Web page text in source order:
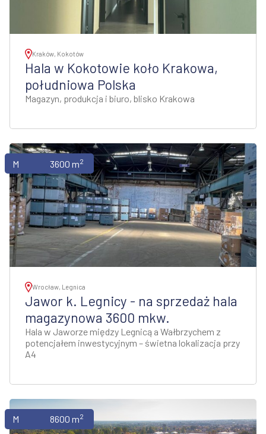
Kraków, Kokotów
Hala w Kokotowie koło Krakowa,
południowa Polska
Magazyn, produkcja i biuro, blisko Krakowa
Magazyny3600 m2
Wrocław, Legnica
Jawor k. Legnicy - na sprzedaż hala
magazynowa 3600 mkw.
Hala w Jaworze między Legnicą a Wałbrzychem z
potencjałem inwestycyjnym – świetna lokalizacja przy
A4
Magazyny8600 m2